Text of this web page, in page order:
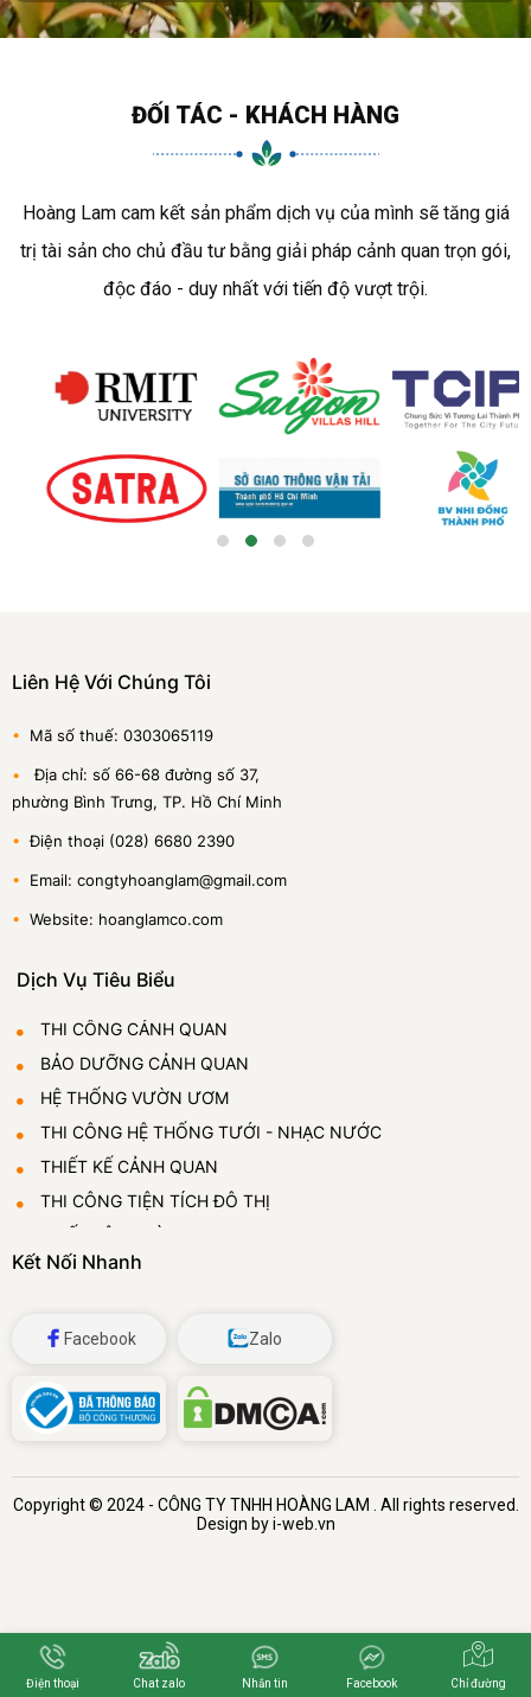
ĐỐI TÁC - KHÁCH HÀNG
Hoàng Lam cam kết sản phẩm dịch vụ của mình sẽ tăng giá
trị tài sản cho chủ đầu tư bằng giải pháp cảnh quan trọn gói,
độc đáo - duy nhất với tiến độ vượt trội.
Liên Hệ Với Chúng Tôi
• Mã số thuế: 0303065119
• Địa chỉ: số 66-68 đường số 37,
phường Bình Trưng, TP. Hồ Chí Minh
• Điện thoại (028) 6680 2390
• Email: congtyhoanglam@gmail.com
• Website: hoanglamco.com
Dịch Vụ Tiêu Biểu
THI CÔNG CẢNH QUAN
BẢO DƯỠNG CẢNH QUAN
HỆ THỐNG VƯỜN ƯƠM
THI CÔNG HỆ THỐNG TƯỚI - NHẠC NƯỚC
THIẾT KẾ CẢNH QUAN
THI CÔNG TIỆN TÍCH ĐÔ THỊ
CUNG CẤP VÀ CHO THUÊ CÂY CẢNH
Kết Nối Nhanh
Facebook Zalo
Copyright © 2024 - CÔNG TY TNHH HOÀNG LAM . All rights reserved.
Design by i-web.vn
Điện thoại Chat zalo Nhắn tin Facebook Chỉ đường